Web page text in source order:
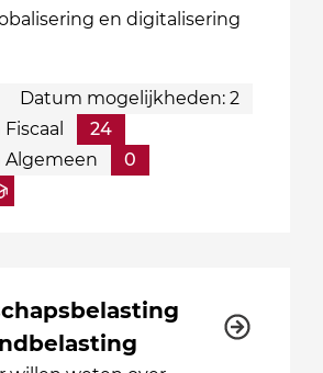
en digitalisering
Datum mogelijkheden: 2
24
Algemeen
0